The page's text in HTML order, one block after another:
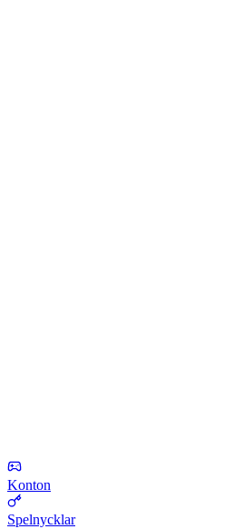
Konton
Spelnycklar